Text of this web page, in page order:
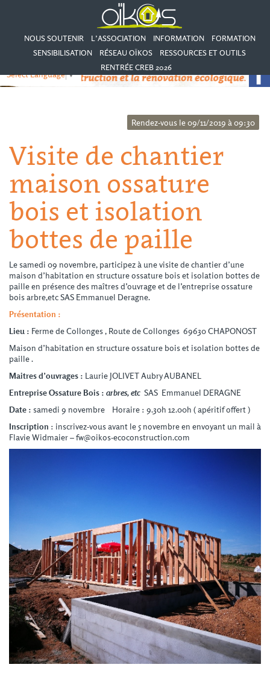
NOUS SOUTENIR L’ASSOCIATION INFORMATION
FORMATION
SENSIBILISATION
RÉSEAU OÏKOS
RESSOURCES ET OUTILS
RENTRÉE CREB 2026
Select Language▼
Rendez-vous le 09/11/2019 à 09:30
Visite de chantier
maison ossature
bois et isolation
bottes de paille
Le samedi 09 novembre, participez à une visite de chantier d’une
maison d’habitation en structure ossature bois et isolation bottes de
paille en présence des maîtres d’ouvrage et de l’entreprise ossature
bois arbre,etc SAS Emmanuel Deragne.
Présentation :
Lieu : Ferme de Collonges , Route de Collonges 69630 CHAPONOST
Maison d’habitation en structure ossature bois et isolation bottes de
paille .
Maitres d’ouvrages : Laurie JOLIVET Aubry AUBANEL
Entreprise Ossature Bois : arbres, etc SAS Emmanuel DERAGNE
Date : samedi 9 novembre Horaire : 9.30h 12.00h ( apéritif offert )
Inscription : inscrivez-vous avant le 5 novembre en envoyant un mail à
Flavie Widmaier – fw@oikos-ecoconstruction.com